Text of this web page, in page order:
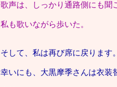
歌声は、しっかり通路側にも聞
私も歌いながら歩いた。
そして、私は再び席に戻ります
幸いにも、大黒摩季さんは衣装